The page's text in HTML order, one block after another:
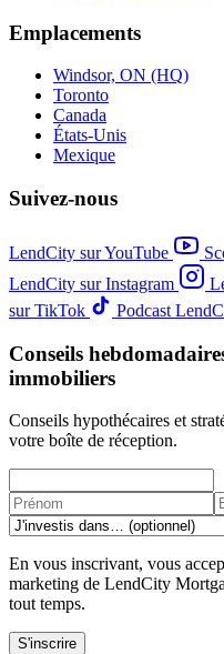
Emplacements
Windsor, ON (HQ)
Toronto
Canada
États-Unis
Mexique
Suivez-nous
LendCity sur YouTube
LendCity sur Instagram
sur TikTok
Podcast
Conseils
immobiliers
Conseils hypothécaires et
votre boîte de réception.
En vous inscrivant, vous
marketing de LendCity
tout temps.
S'inscrire